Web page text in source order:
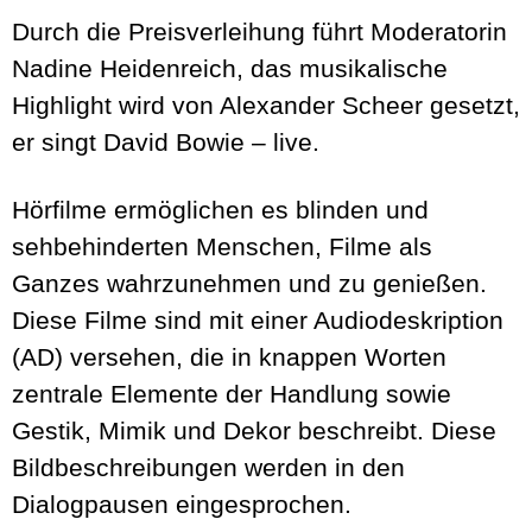
Durch die Preisverleihung führt Moderatorin
Nadine Heidenreich, das musikalische
Highlight wird von Alexander Scheer gesetzt,
er singt David Bowie – live.
Hörfilme ermöglichen es blinden und
sehbehinderten Menschen, Filme als
Ganzes wahrzunehmen und zu genießen.
Diese Filme sind mit einer Audiodeskription
(AD) versehen, die in knappen Worten
zentrale Elemente der Handlung sowie
Gestik, Mimik und Dekor beschreibt. Diese
Bildbeschreibungen werden in den
Dialogpausen eingesprochen.